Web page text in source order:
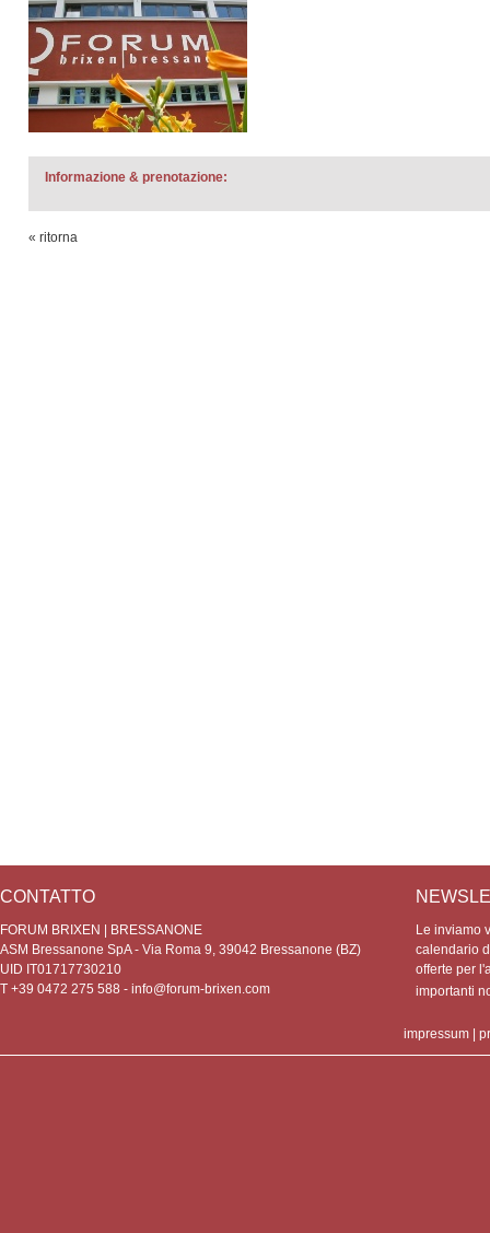
Informazione & prenotazione:
« ritorna
CONTATTO
FORUM BRIXEN | BRESSANONE
ASM Bressanone SpA - Via Roma 9, 39042 Bressanone (BZ)
UID IT01717730210
T +39 0472 275 588 - info@forum-brixen.com
Le inviamo
calendario
offerte per
importanti
impressum